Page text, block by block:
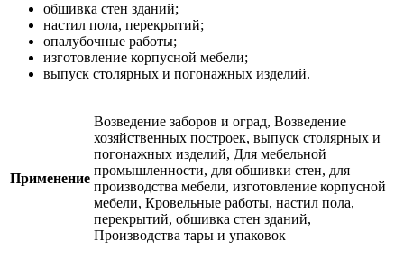
обшивка стен зданий;
настил пола, перекрытий;
опалубочные работы;
изготовление корпусной мебели;
выпуск столярных и погонажных изделий.
Применение
Возведение заборов и оград, Возведение
хозяйственных построек, выпуск столярных и
погонажных изделий, Для мебельной
промышленности, для обшивки стен, для
производства мебели, изготовление корпусной
мебели, Кровельные работы, настил пола,
перекрытий, обшивка стен зданий,
Производства тары и упаковок